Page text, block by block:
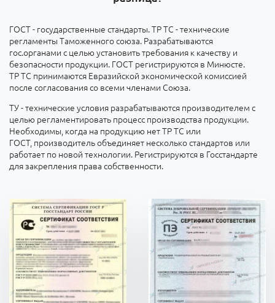
ГОСТ - государственные стандарты. ТР ТС - технические
регламенты Таможенного союза. Разрабатываются
гос.органами с целью установить требования к качеству и
безопасности продукции. ГОСТ регистрируются в Минюсте.
ТР ТС принимаются Евразийской экономической комиссией
после согласования со всеми членами Союза.
ТУ - технические условия разрабатываются производителем с
целью регламентировать процесс производства продукции.
Необходимы, когда на продукцию нет ТР ТС или
ГОСТ, производитель объединяет несколько стандартов или
работает по новой технологии. Регистрируются в Госстандарте
для закрепления права собственности.